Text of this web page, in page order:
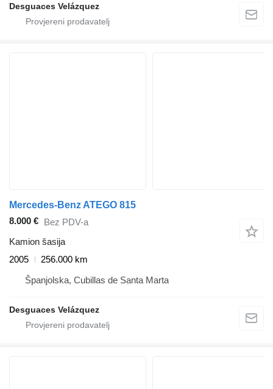
Desguaces Velázquez
Mercedes-Benz ATEGO 815
8.000 € Bez PDV-a
Kamion šasija
2005
256.000 km
Španjolska, Cubillas de Santa Marta
Desguaces Velázquez